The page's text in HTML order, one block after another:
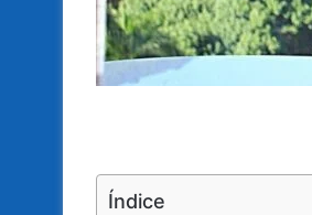
Índice